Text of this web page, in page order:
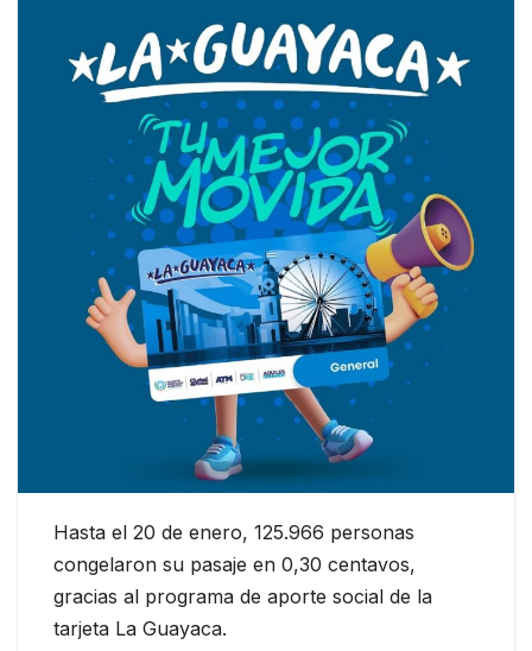
Hasta el 20 de enero, 125.966 personas
congelaron su pasaje en 0,30 centavos,
gracias al programa de aporte social de la
tarjeta La Guayaca.